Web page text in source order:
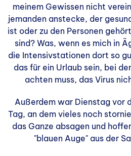
meinem Gewissen nicht
jemanden anstecke, der
ist oder zu den Personen
sind? Was, wenn es mich in
die Intensivstationen dort so
das für ein Urlaub sein, bei
achten muss, das Virus
Außerdem war Dienstag vor
Tag, an dem vieles noch
das Ganze absagen und
"blauen Auge" aus der